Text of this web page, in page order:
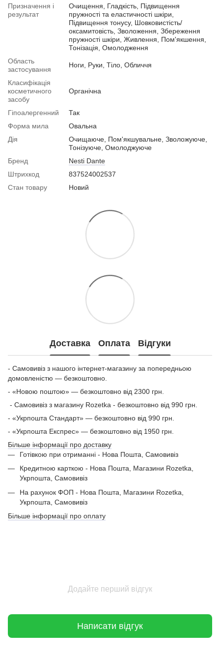
Призначення і
результат
Очищення, Гладкість, Підвищення
пружності та еластичності шкіри,
Підвищення тонусу, Шовковистість/
оксамитовість, Зволоження, Збереження
пружності шкіри, Живлення, Пом'якшення,
Тонізація, Омолодження
Область
застосування
Ноги, Руки, Тіло, Обличчя
Класифікація
косметичного
засобу
Органічна
Гіпоалергенний
Так
Форма мила
Овальна
Дія
Очищаюче, Пом'якшувальне, Зволожуюче,
Тонізуюче, Омолоджуюче
Бренд
Nesti Dante
Штрихкод
837524002537
Стан товару
Новий
Доставка Оплата Відгуки
- Самовивіз з нашого інтернет-магазину за попередньою
домовленістю — безкоштовно.
- «Новою поштою» — безкоштовно від 2300 грн.
- Самовивіз з магазину Rozetka - безкоштовно від 990 грн.
- «Укрпошта Стандарт» — безкоштовно від 990 грн.
- «Укрпошта Експрес» — безкоштовно від 1950 грн.
Більше інформації про доставку
Готівкою при отриманні - Нова Пошта, Самовивіз
Кредитною карткою - Нова Пошта, Магазини Rozetka,
Укрпошта, Самовивіз
На рахунок ФОП - Нова Пошта, Магазини Rozetka,
Укрпошта, Самовивіз
Більше інформації про оплату
Додайте перший відгук
Написати відгук